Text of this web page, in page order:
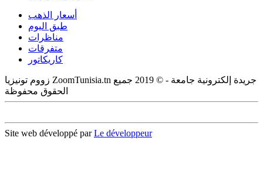
أسعار الذهب
طبق اليوم
مناظرات
متفرقات
كاريكاتور
زووم تونيزيا ZoomTunisia.tn جريدة إلكترونية جامعة - © 2019 جميع
الحقوق محفوظة
Site web développé parLe développeur